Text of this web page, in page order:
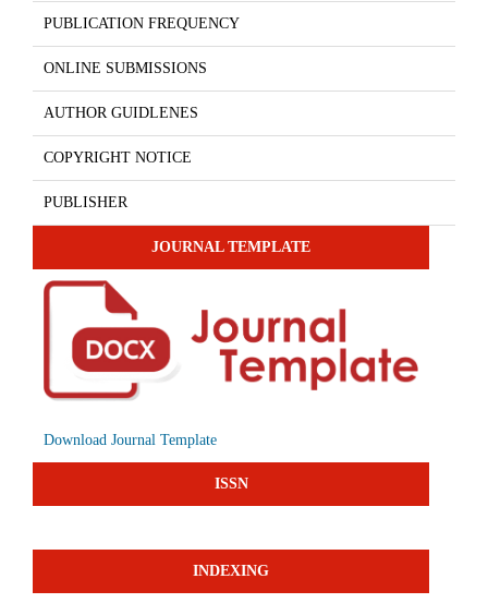
PUBLICATION FREQUENCY
ONLINE SUBMISSIONS
AUTHOR GUIDLENES
COPYRIGHT NOTICE
PUBLISHER
JOURNAL TEMPLATE
Download Journal Template
ISSN
INDEXING